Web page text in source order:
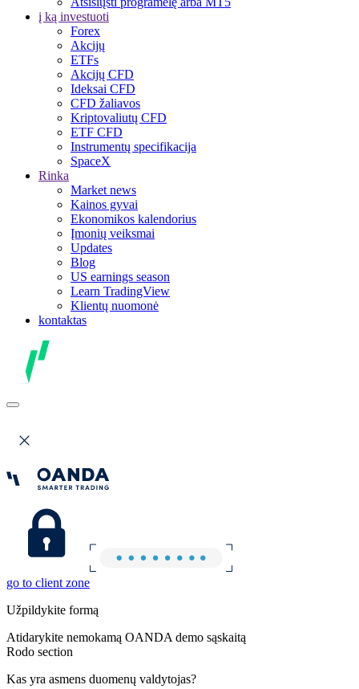
į ką investuoti
Forex
Akcijų
ETFs
Akcijų CFD
Ideksai CFD
CFD žaliavos
Kriptovaliutų CFD
ETF CFD
Instrumentų specifikacija
SpaceX
Rinka
Market news
Kainos gyvai
Ekonomikos kalendorius
Įmonių veiksmai
Updates
Blog
US earnings season
Learn TradingView
Klientų nuomonė
kontaktas
go to client zone
Užpildykite formą
Atidarykite nemokamą OANDA demo sąskaitą
Rodo section
Kas yra asmens duomenų valdytojas?